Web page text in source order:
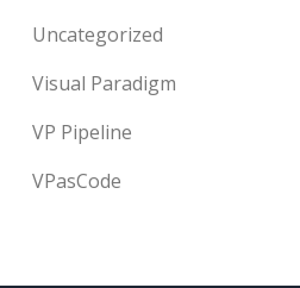
Uncategorized
Visual Paradigm
VP Pipeline
VPasCode